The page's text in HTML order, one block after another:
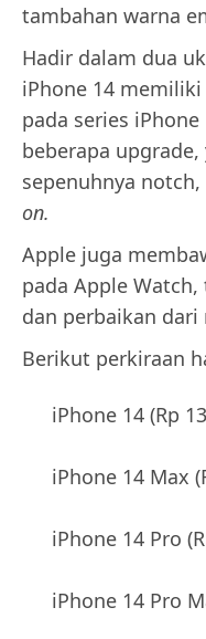
tambahan warna
Hadir dalam dua
iPhone 14
pada series
beberapa
sepenuhnya
on.
Apple juga
pada Apple
dan perbaikan dari
Berikut perkiraan
iPhone 14 (Rp
iPhone 14 Max
iPhone 14 Pro
iPhone 14 Pro